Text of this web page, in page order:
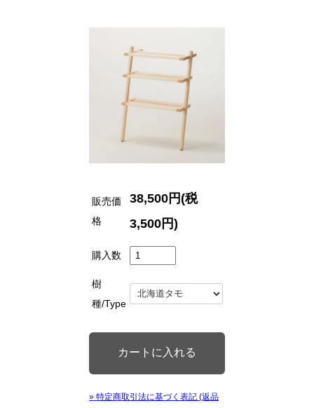
販売価
格
38,500円(税
3,500円)
購入数
樹
種/Type
» 特定商取引法に基づく表記 (返品